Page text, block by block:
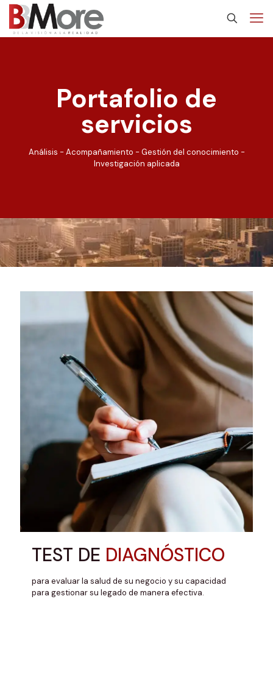
Portafolio de
servicios
Análisis - Acompañamiento - Gestión del conocimiento -
Investigación aplicada
TEST DE DIAGNÓSTICO
para evaluar la salud de su negocio y su capacidad
para gestionar su legado de manera efectiva.